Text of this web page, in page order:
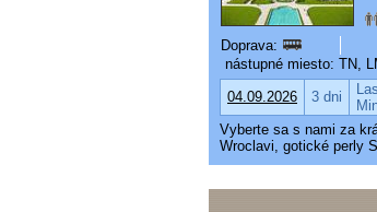
Doprava:
nástupné miesto: TN,
04.09.2026
3 dni
Vyberte sa s nami za
Wroclavi, gotické perly